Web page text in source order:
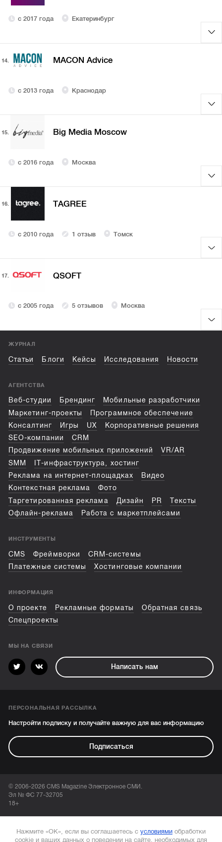
с 2017 года Екатеринбург
14. MACON Advice
с 2013 года Краснодар
15. Big Media Moscow
с 2016 года Москва
16. TAGREE
с 2010 года 1 отзыв Томск
17. QSOFT
с 2005 года 5 отзывов Москва
ЖУРНАЛ
Статьи Блоги Кейсы Исследования Новости
АГЕНТСТВА
Веб-студии Брендинг
Мобильные разработчики
Маркетинг-проекты
Программное обеспечение
Консалтинг
Игры UX
Корпоративные решения
SEO-компании
CRM
Продвижение мобильных приложений
VR/AR
SMM
IT-инфраструктура, хостинг
Реклама на интернет-площадках
Видео
Контекстная реклама
Фото
Таргетированная реклама
Дизайн PR
Тексты
Офлайн-реклама
Работа с маркетплейсами
ИНСТРУМЕНТЫ
CMS Фреймворки
CRM-системы
Платежные системы
Хостинговые компании
ИНФОРМАЦИЯ
О проекте Рекламные форматы
Обратная связь
Спецпроекты
МЫ НА СВЯЗИ
Написать нам
ПЕРСОНАЛЬНАЯ РАССЫЛКА
Настройти подписку и получайте важную для вас информацию
Подписаться
© 2006-2026 CMS Magazine Электронное СМИ.
Эл № ФС 77-32705
18+
Нажмите «ОК», если вы соглашаетесь с условиями обработки
cookie и ваших данных о поведении на сайте, необходимых для